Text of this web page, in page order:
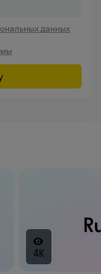
данных
4K